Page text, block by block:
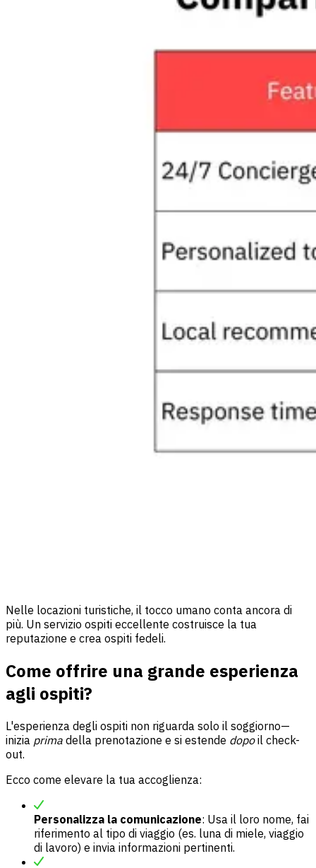
Nelle locazioni turistiche, il tocco umano conta ancora di
più. Un servizio ospiti eccellente costruisce la tua
reputazione e crea ospiti fedeli.
Come offrire una grande esperienza
agli ospiti?
L'esperienza degli ospiti non riguarda solo il soggiorno—
inizia prima della prenotazione e si estende dopoil check-
out.
Ecco come elevare la tua accoglienza:
Personalizza la comunicazione: Usa il loro nome, fai
riferimento al tipo di viaggio (es. luna di miele, viaggio
di lavoro) e invia informazioni pertinenti.